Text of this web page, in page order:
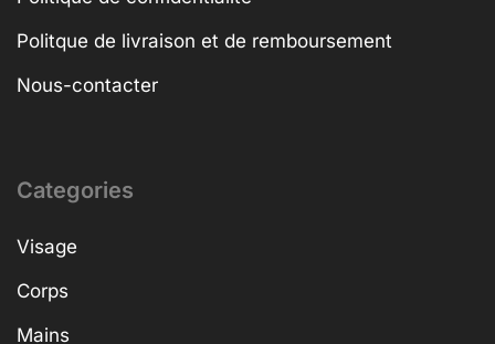
Politque de livraison et de remboursement
Nous-contacter
Categories
Visage
Corps
Mains